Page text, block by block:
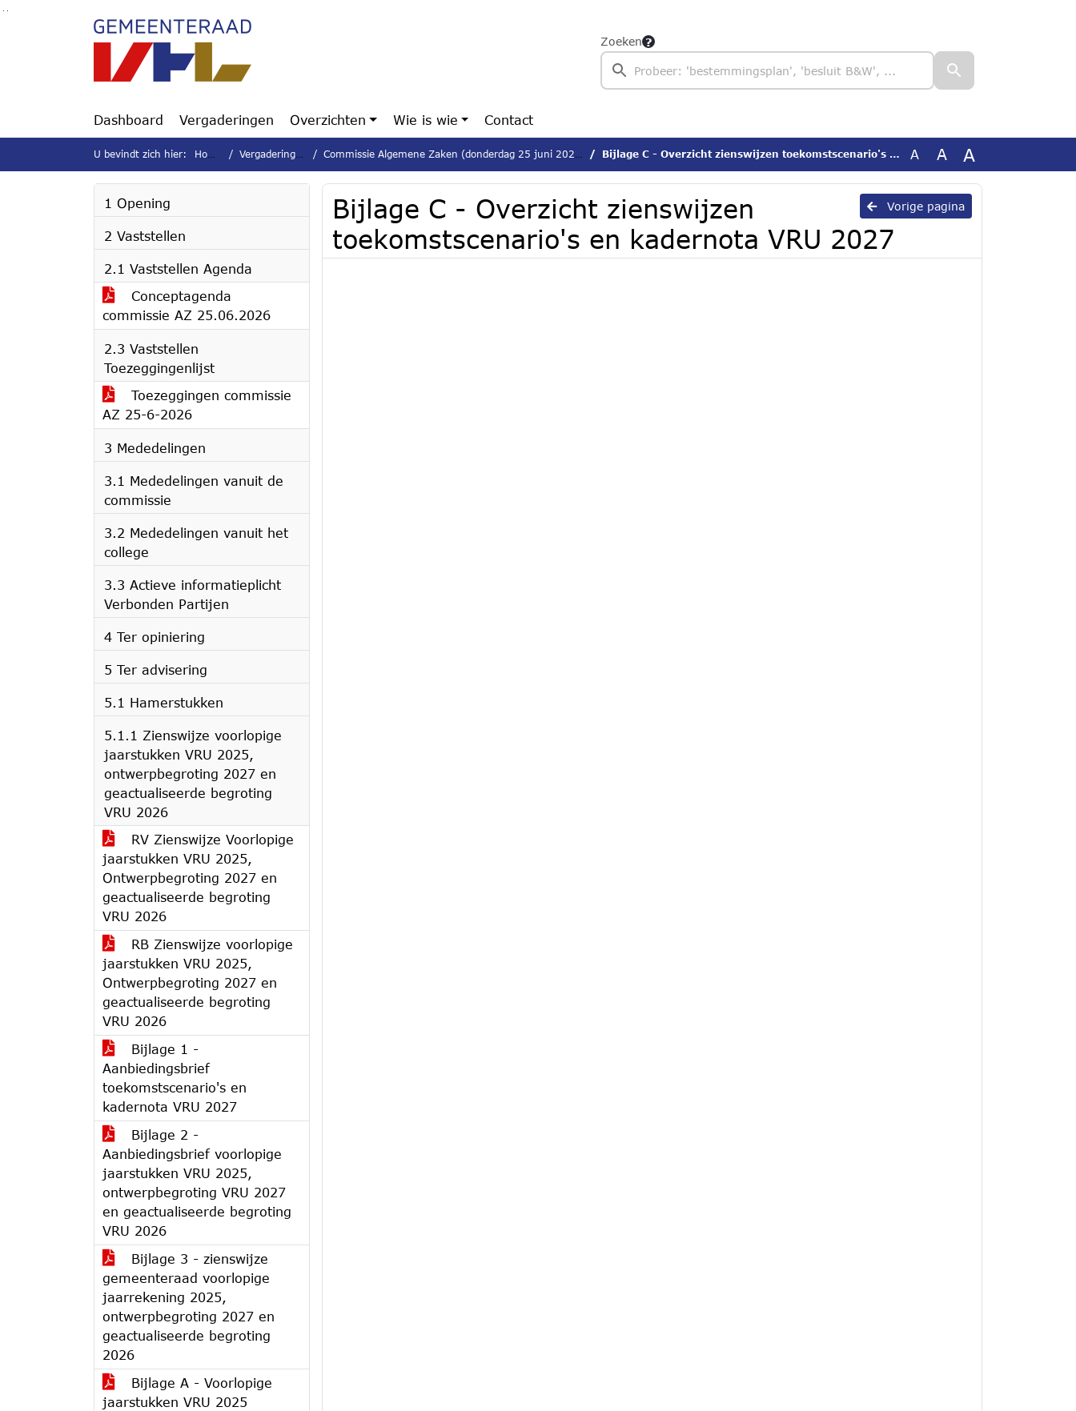
Ga naar de inhoud van deze pagina
Ga naar het zoeken
Ga naar het menu
Zoeken
Dashboard Vergaderingen Overzichten Wie is wie Contact
U bevindt zich hier: Home Vergaderingen Commissie Algemene Zaken (donderdag 25 juni 2026) Bijlage C - Overzicht zienswijzen toekomstscenario's en kadernota VRU 2027 A A A
1 Opening
2 Vaststellen
2.1 Vaststellen Agenda
Conceptagenda
commissie AZ 25.06.2026
2.3 Vaststellen
Toezeggingenlijst
Toezeggingen commissie
AZ 25-6-2026
3 Mededelingen
3.1 Mededelingen vanuit de
commissie
3.2 Mededelingen vanuit het
college
3.3 Actieve informatieplicht
Verbonden Partijen
4 Ter opiniering
5 Ter advisering
5.1 Hamerstukken
5.1.1 Zienswijze voorlopige
jaarstukken VRU 2025,
ontwerpbegroting 2027 en
geactualiseerde begroting
VRU 2026
RV Zienswijze Voorlopige
jaarstukken VRU 2025,
Ontwerpbegroting 2027 en
geactualiseerde begroting
VRU 2026
RB Zienswijze voorlopige
jaarstukken VRU 2025,
Ontwerpbegroting 2027 en
geactualiseerde begroting
VRU 2026
Bijlage 1 -
Aanbiedingsbrief
toekomstscenario's en
kadernota VRU 2027
Bijlage 2 -
Aanbiedingsbrief voorlopige
jaarstukken VRU 2025,
ontwerpbegroting VRU 2027
en geactualiseerde begroting
VRU 2026
Bijlage 3 - zienswijze
gemeenteraad voorlopige
jaarrekening 2025,
ontwerpbegroting 2027 en
geactualiseerde begroting
2026
Bijlage A - Voorlopige
jaarstukken VRU 2025
Vorige pagina
Bijlage C - Overzicht zienswijzen
toekomstscenario's en kadernota VRU 2027